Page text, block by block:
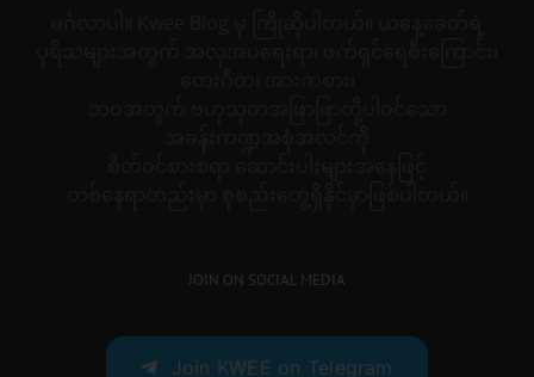
JOIN ON SOCIAL MEDIA
Join KWEE on Telegram